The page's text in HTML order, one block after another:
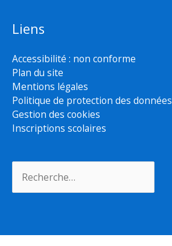
Liens
Accessibilité : non conforme
Plan du site
Mentions légales
Politique de protection des données
Gestion des cookies
Inscriptions scolaires